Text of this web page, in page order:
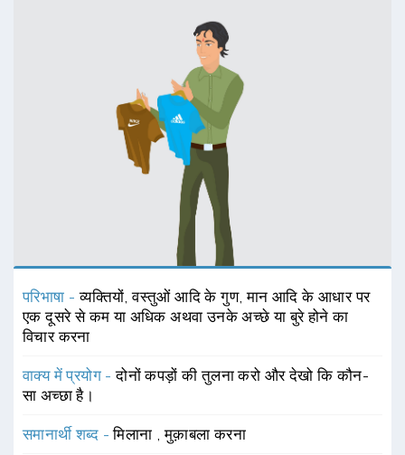
परिभाषा -व्यक्तियों, वस्तुओं आदि के गुण, मान आदि के आधार पर
एक दूसरे से कम या अधिक अथवा उनके अच्छे या बुरे होने का
विचार करना
वाक्य में प्रयोग -दोनों कपड़ों की तुलना करो और देखो कि कौन-
सा अच्छा है।
समानार्थी शब्द -मिलाना ,मुक़ाबला करना